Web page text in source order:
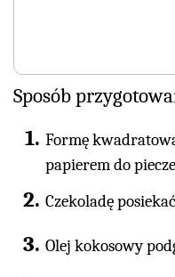
Sposób
Formę
papierem do
Czekoladę
Olej kokosowy